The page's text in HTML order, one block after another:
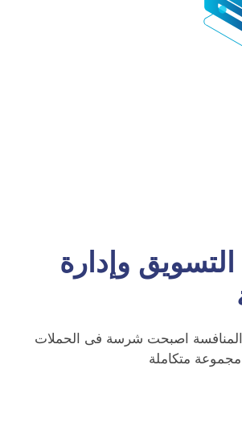
وإدارة
والمنافسة اصبحت شرسة فى الحملات
متكاملة